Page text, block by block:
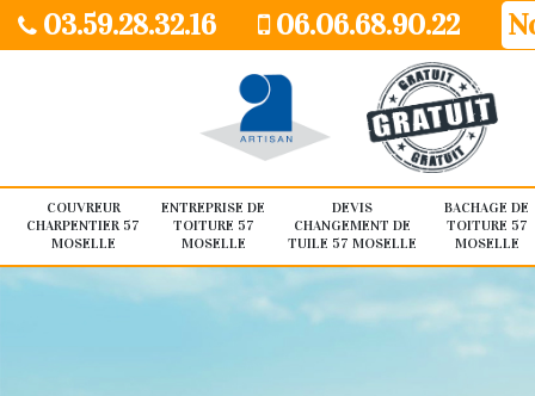
03.59.28.32.16 06.06.68.90.22
COUVREUR
CHARPENTIER 57
MOSELLE
ENTREPRISE DE
TOITURE 57
MOSELLE
DEVIS
CHANGEMENT DE
TUILE 57 MOSELLE
BACHAGE DE
TOITURE 57
MOSELLE